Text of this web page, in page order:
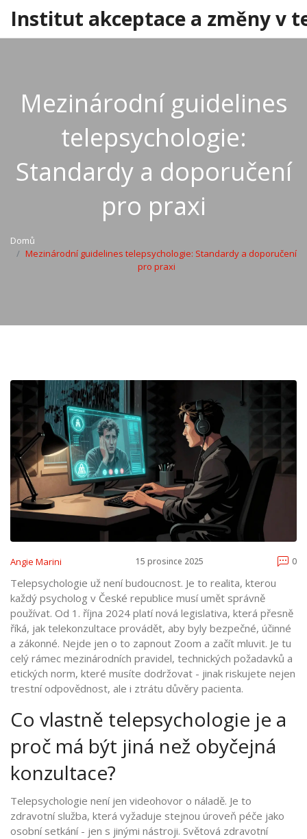
Institut akceptace a změny v
Mezinárodní guidelines
telepsychologie:
Standardy a doporučení
pro praxi
Domů
Mezinárodní guidelines telepsychologie: Standardy a doporučení
pro praxi
Angie Marini 15 prosince 2025 0
Telepsychologie už není budoucnost. Je to realita, kterou
každý psycholog v České republice musí umět správně
používat. Od 1. října 2024 platí nová legislativa, která přesně
říká, jak telekonzultace provádět, aby byly bezpečné, účinné
a zákonné. Nejde jen o to zapnout Zoom a začít mluvit. Je tu
celý rámec mezinárodních pravidel, technických požadavků a
etických norm, které musíte dodržovat - jinak riskujete nejen
trestní odpovědnost, ale i ztrátu důvěry pacienta.
Co vlastně telepsychologie je a
proč má být jiná než obyčejná
konzultace?
Telepsychologie není jen videohovor o náladě. Je to
zdravotní služba, která vyžaduje stejnou úroveň péče jako
osobní setkání - jen s jinými nástroji. Světová zdravotní